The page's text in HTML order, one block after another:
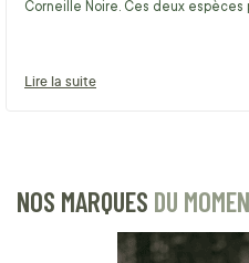
Corneille Noire. Ces deux espèces
Lire la suite
NOS MARQUES DU